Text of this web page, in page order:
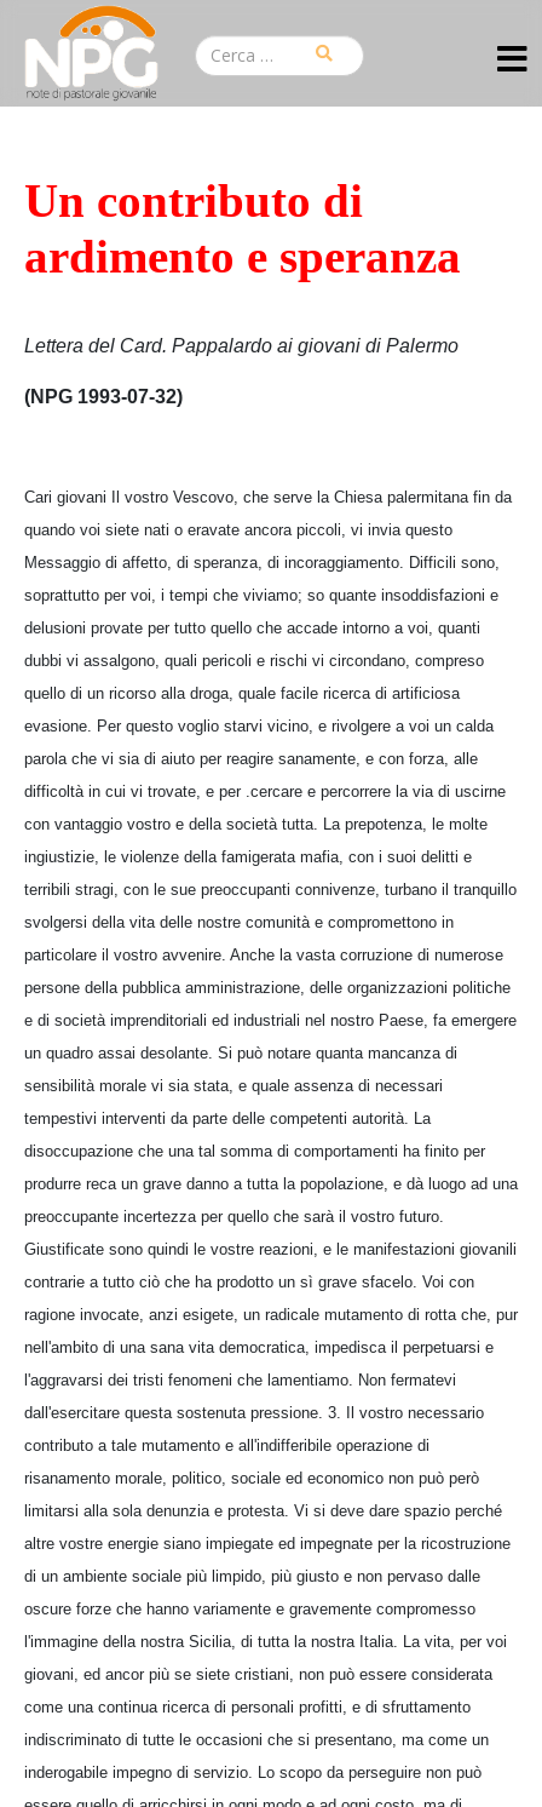
Un contributo di
ardimento e speranza
Lettera del Card. Pappalardo ai giovani di Palermo
(NPG 1993-07-32)
Cari giovani Il vostro Vescovo, che serve la Chiesa palermitana fin da
quando voi siete nati o eravate ancora piccoli, vi invia questo
Messaggio di affetto, di speranza, di incoraggiamento. Difficili sono,
soprattutto per voi, i tempi che viviamo; so quante insoddisfazioni e
delusioni provate per tutto quello che accade intorno a voi, quanti
dubbi vi assalgono, quali pericoli e rischi vi circondano, compreso
quello di un ricorso alla droga, quale facile ricerca di artificiosa
evasione. Per questo voglio starvi vicino, e rivolgere a voi un calda
parola che vi sia di aiuto per reagire sanamente, e con forza, alle
difficoltà in cui vi trovate, e per .cercare e percorrere la via di uscirne
con vantaggio vostro e della società tutta. La prepotenza, le molte
ingiustizie, le violenze della famigerata mafia, con i suoi delitti e
terribili stragi, con le sue preoccupanti connivenze, turbano il tranquillo
svolgersi della vita delle nostre comunità e compromettono in
particolare il vostro avvenire. Anche la vasta corruzione di numerose
persone della pubblica amministrazione, delle organizzazioni politiche
e di società imprenditoriali ed industriali nel nostro Paese, fa emergere
un quadro assai desolante. Si può notare quanta mancanza di
sensibilità morale vi sia stata, e quale assenza di necessari
tempestivi interventi da parte delle competenti autorità. La
disoccupazione che una tal somma di comportamenti ha finito per
produrre reca un grave danno a tutta la popolazione, e dà luogo ad una
preoccupante incertezza per quello che sarà il vostro futuro.
Giustificate sono quindi le vostre reazioni, e le manifestazioni giovanili
contrarie a tutto ciò che ha prodotto un sì grave sfacelo. Voi con
ragione invocate, anzi esigete, un radicale mutamento di rotta che, pur
nell'ambito di una sana vita democratica, impedisca il perpetuarsi e
l'aggravarsi dei tristi fenomeni che lamentiamo. Non fermatevi
dall'esercitare questa sostenuta pressione. 3. Il vostro necessario
contributo a tale mutamento e all'indifferibile operazione di
risanamento morale, politico, sociale ed economico non può però
limitarsi alla sola denunzia e protesta. Vi si deve dare spazio perché
altre vostre energie siano impiegate ed impegnate per la ricostruzione
di un ambiente sociale più limpido, più giusto e non pervaso dalle
oscure forze che hanno variamente e gravemente compromesso
l'immagine della nostra Sicilia, di tutta la nostra Italia. La vita, per voi
giovani, ed ancor più se siete cristiani, non può essere considerata
come una continua ricerca di personali profitti, e di sfruttamento
indiscriminato di tutte le occasioni che si presentano, ma come un
inderogabile impegno di servizio. Lo scopo da perseguire non può